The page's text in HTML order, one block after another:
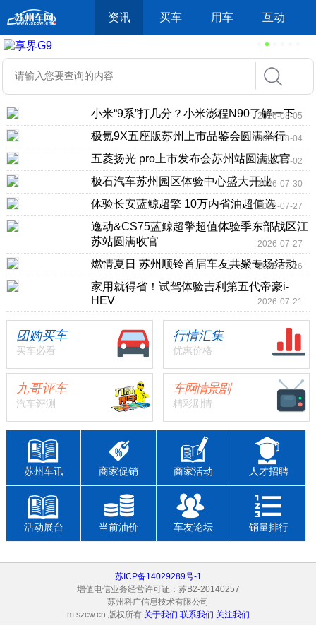
资讯 买车 用车 互动
小米“9系”打几分？小米澎程N90了解一下
2026-08-05
极氪9X五座版苏州上市品鉴会圆满举行
2026-08-04
五菱扬光 pro上市发布会苏州站圆满收官
2026-08-02
极石汽车苏州园区体验中心盛大开业2026-07-30
体验长安蓝鲸超擎 10万内省油超值选2026-07-27
逸动&CS75蓝鲸超擎超值体验季东部战区江
苏站圆满收官
2026-07-27
燃情夏日 苏州顺铃首届车友共聚专场活动
2026-07-26
家用就得省！试驾体验吉利第五代帝豪i-
HEV
2026-07-21
团购买车
买车必看
行情汇集
优惠价格
九哥评车
汽车评测
车网情景剧
精彩剧情
苏州车讯 商家促销 商家活动 人才招聘
活动展台 当前油价 车友论坛 销量排行
苏ICP备14029289号-1
增值电信业务经营许可证：苏B2-20140257
苏州科广信息技术有限公司
m.szcw.cn 版权所有 关于我们 联系我们 关注我们